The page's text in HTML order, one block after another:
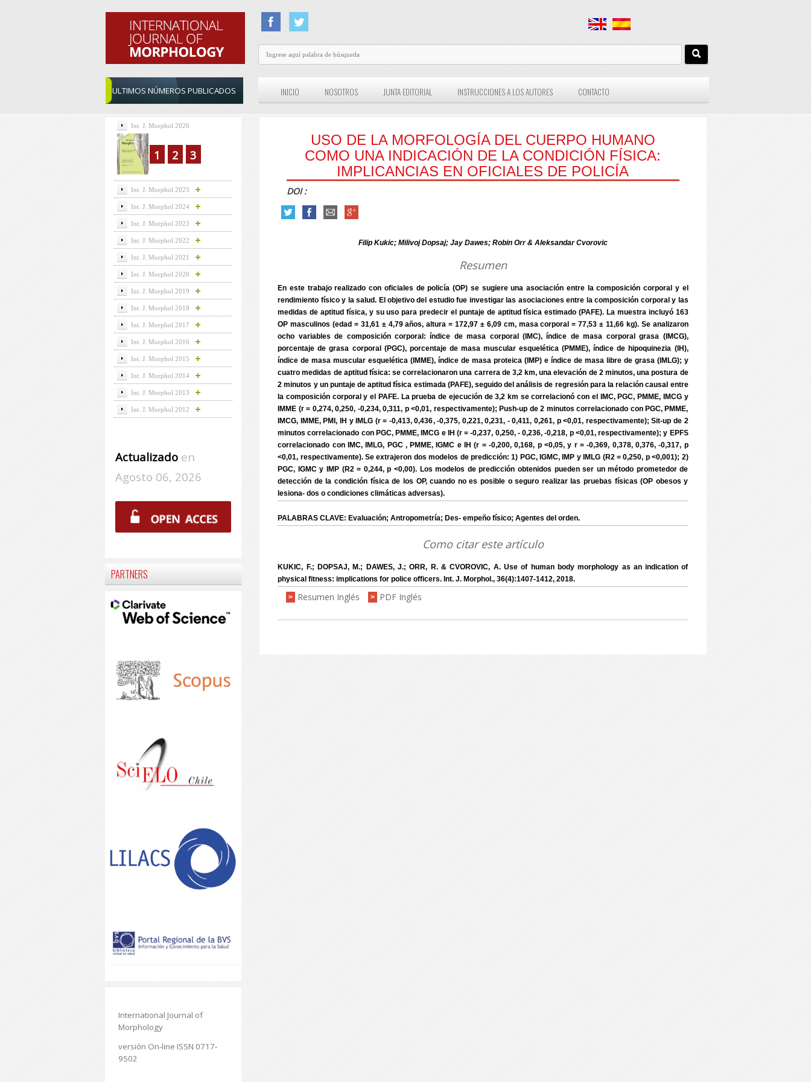
ULTIMOS NÚMEROS PUBLICADOS INICIO NOSOTROS JUNTA EDITORIAL INSTRUCCIONES A LOS AUTORES CONTACTO
USO DE LA MORFOLOGÍA DEL CUERPO HUMANO
COMO UNA INDICACIÓN DE LA CONDICIÓN FÍSICA:
IMPLICANCIAS EN OFICIALES DE POLICÍA
DOI :
Filip Kukic; Milivoj Dopsaj; Jay Dawes; Robin Orr & Aleksandar Cvorovic
Resumen
En este trabajo realizado con oficiales de policía (OP) se sugiere una asociación entre la composición corporal y el
rendimiento físico y la salud. El objetivo del estudio fue investigar las asociaciones entre la composición corporal y las
medidas de aptitud física, y su uso para predecir el puntaje de aptitud física estimado (PAFE). La muestra incluyó 163
OP masculinos (edad = 31,61 ± 4,79 años, altura = 172,97 ± 6,09 cm, masa corporal = 77,53 ± 11,66 kg). Se analizaron
ocho variables de composición corporal: índice de masa corporal (IMC), índice de masa corporal grasa (IMCG),
porcentaje de grasa corporal (PGC), porcentaje de masa muscular esquelética (PMME), índice de hipoquinezia (IH),
índice de masa muscular esquelética (IMME), índice de masa proteica (IMP) e índice de masa libre de grasa (IMLG); y
cuatro medidas de aptitud física: se correlacionaron una carrera de 3,2 km, una elevación de 2 minutos, una postura de
2 minutos y un puntaje de aptitud física estimada (PAFE), seguido del análisis de regresión para la relación causal entre
la composición corporal y el PAFE. La prueba de ejecución de 3,2 km se correlacionó con el IMC, PGC, PMME, IMCG y
IMME (r = 0,274, 0,250, -0,234, 0,311, p <0,01, respectivamente); Push-up de 2 minutos correlacionado con PGC, PMME,
IMCG, IMME, PMI, IH y IMLG (r = -0,413, 0,436, -0,375, 0,221, 0,231, - 0,411, 0,261, p <0,01, respectivamente); Sit-up de 2
minutos correlacionado con PGC, PMME, IMCG e IH (r = -0,237, 0,250, - 0,236, -0,218, p <0,01, respectivamente); y EPFS
correlacionado con IMC, IMLG, PGC , PMME, IGMC e IH (r = -0,200, 0,168, p <0,05, y r = -0,369, 0,378, 0,376, -0,317, p
<0,01, respectivamente). Se extrajeron dos modelos de predicción: 1) PGC, IGMC, IMP y IMLG (R2 = 0,250, p <0,001); 2)
PGC, IGMC y IMP (R2 = 0,244, p <0,00). Los modelos de predicción obtenidos pueden ser un método prometedor de
detección de la condición física de los OP, cuando no es posible o seguro realizar las pruebas físicas (OP obesos y
lesiona- dos o condiciones climáticas adversas).
PALABRAS CLAVE: Evaluación; Antropometría; Des- empeño físico; Agentes del orden.
Como citar este artículo
KUKIC, F.; DOPSAJ, M.; DAWES, J.; ORR, R. & CVOROVIC, A. Use of human body morphology as an indication of
physical fitness: implications for police officers. Int. J. Morphol., 36(4):1407-1412, 2018.
> Resumen Inglés > PDF Inglés
Int. J. Morphol 2026
1 2 3
Int. J. Morphol 2025
Int. J. Morphol 2024
Int. J. Morphol 2023
Int. J. Morphol 2022
Int. J. Morphol 2021
Int. J. Morphol 2020
Int. J. Morphol 2019
Int. J. Morphol 2018
Int. J. Morphol 2017
Int. J. Morphol 2016
Int. J. Morphol 2015
Int. J. Morphol 2014
Int. J. Morphol 2013
Int. J. Morphol 2012
Actualizadoen
Agosto 06, 2026
PARTNERS
International Journal of
Morphology
versión On-line ISSN 0717-
9502